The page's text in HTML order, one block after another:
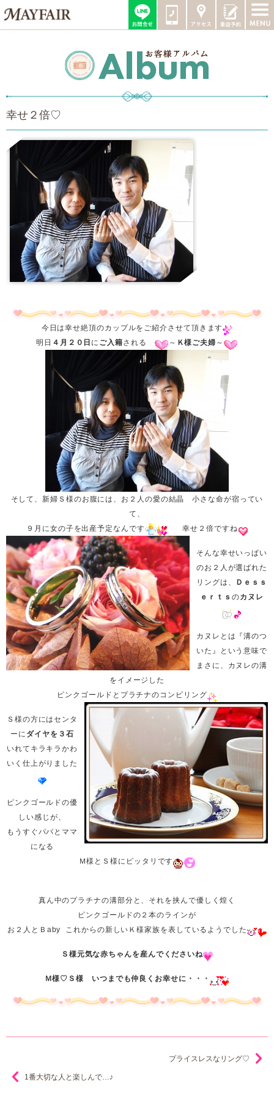
幸せ２倍♡
今日は幸せ絶頂のカップルをご紹介させて頂きます
明日 ４月２０日 に ご入籍される ～ Ｋ様ご夫婦 ～
そして、新婦Ｓ様のお腹には、お２人の愛の結晶 小さな命が宿ってい
て、
９月に女の子を出産予定なんです
幸せ２倍ですね
そんな幸せいっぱい
のお２人が選ばれた
リングは、
Ｄｅｓｓ
ｅｒｔｓ のカヌレ
カヌレとは『溝のつ
いた』という意味で
まさに、カヌレの溝
をイメージした
ピンクゴールドとプラチナのコンビリング
Ｓ様の方にはセンタ
ーに ダイヤを３石
いれてキラキラかわ
いく仕上がりました
ピンクゴールドの優
しい感じが、
もうすぐパパとママ
になる
Ｍ様とＳ様にピッタリです
真ん中のプラチナの溝部分と、それを挟んで優しく煌く
ピンクゴールドの２本のラインが
お２人とＢaby これからの新しいＫ様家族を表しているようでした
Ｓ様元気な赤ちゃんを産んでくださいね
Ｍ様♡Ｓ様 いつまでも仲良くお幸せに・・・
プライスレスなリング♡
1番大切な人と楽しんで…♪